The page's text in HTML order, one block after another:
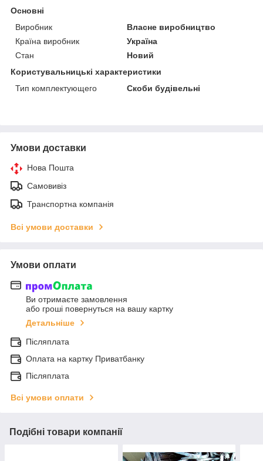
Основні
Виробник
Власне виробництво
Країна виробник
Україна
Стан
Новий
Користувальницькі характеристики
Тип комплектующего
Скоби будівельні
Умови доставки
Нова Пошта
Самовивіз
Транспортна компанія
Всі умови доставки
Умови оплати
Ви отримаєте замовлення
або гроші повернуться на вашу картку
Детальніше
Післяплата
Оплата на картку Приватбанку
Післяплата
Всі умови оплати
Подібні товари компанії